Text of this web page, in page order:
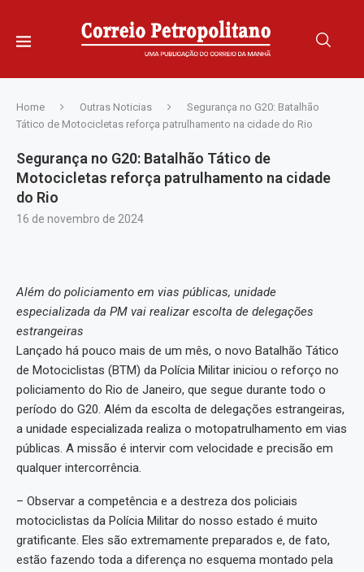
Home Outras Noticias
Segurança no G20: Batalhão
Tático de Motocicletas reforça patrulhamento na cidade do Rio
Segurança no G20: Batalhão Tático de
Motocicletas reforça patrulhamento na cidade
do Rio
16 de novembro de 2024
Além do policiamento em vias públicas, unidade
especializada da PM vai realizar escolta de delegações
estrangeiras
Lançado há pouco mais de um mês, o novo Batalhão Tático
de Motociclistas (BTM) da Polícia Militar iniciou o reforço no
policiamento do Rio de Janeiro, que segue durante todo o
período do G20. Além da escolta de delegações estrangeiras,
a unidade especializada realiza o motopatrulhamento em vias
públicas. A missão é intervir com velocidade e precisão em
qualquer intercorrência.
– Observar a competência e a destreza dos policiais
motociclistas da Polícia Militar do nosso estado é muito
gratificante. Eles são extremamente preparados e, de fato,
estão fazendo toda a diferença no esquema montado pela